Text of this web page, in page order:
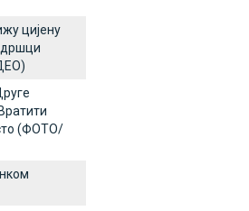
цијену
(ФОТО/